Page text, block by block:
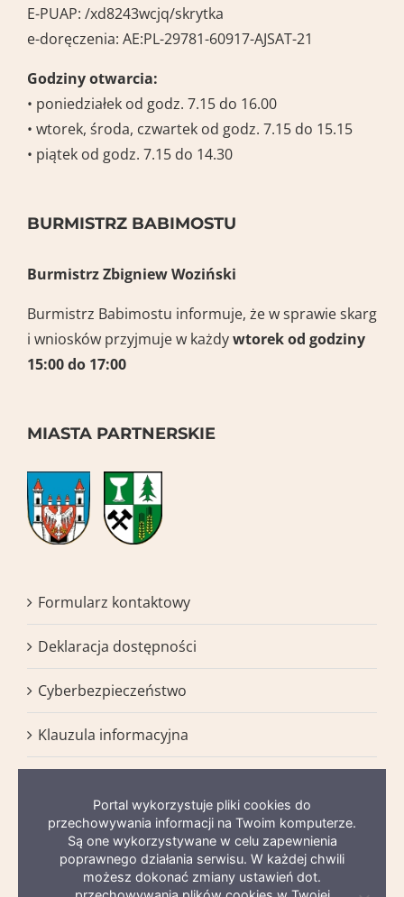
E-PUAP: /xd8243wcjq/skrytka
e-doręczenia: AE:PL-29781-60917-AJSAT-21
Godziny otwarcia:
• poniedziałek od godz. 7.15 do 16.00
• wtorek, środa, czwartek od godz. 7.15 do 15.15
• piątek od godz. 7.15 do 14.30
BURMISTRZ BABIMOSTU
Burmistrz Zbigniew Woziński
Burmistrz Babimostu informuje, że w sprawie skarg
i wniosków przyjmuje w każdywtorekod godziny
15:00 do 17:00
MIASTA PARTNERSKIE
Formularz kontaktowy
Deklaracja dostępności
Cyberbezpieczeństwo
Klauzula informacyjna
Mapa serwisu
Portal wykorzystuje pliki cookies do
przechowywania informacji na Twoim komputerze.
Są one wykorzystywane w celu zapewnienia
poprawnego działania serwisu. W każdej chwili
możesz dokonać zmiany ustawień dot.